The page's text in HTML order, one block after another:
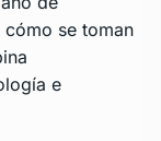
se toman
e